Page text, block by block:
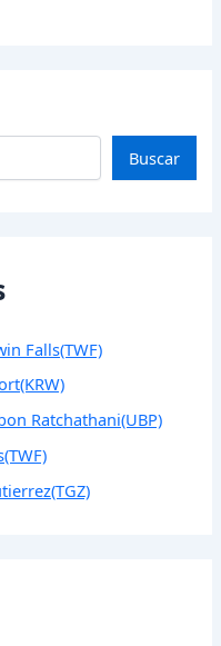
Buscar
Falls(TWF)
Ratchathani(UBP)